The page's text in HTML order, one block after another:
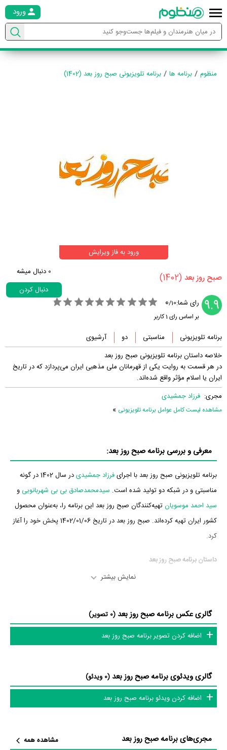
ورود
منظوم برنامه ها برنامه تلویزیونی صبح روز بعد (1402)
ورود به فاز ویرایش
‏صبح روز بعد‏ (1402)
0 دنبال میشه
دنبال کردن
9.9 رای شما: 0/10
بر اساس رای 1کاربر
برنامه تلویزیونی مناسبتی دو
آرشیوی
خلاصه داستان برنامه تلویزیونی صبح روز بعد
در هر قسمت به روایت یکی از قهرمانان ملی مذهبی ایران می‌پردازد که در تاریخ
ایران یا اسلام مؤثر واقع شده‌اند.
مجری: فرزاد جمشیدی
مشاهده لیست کامل عوامل برنامه تلویزیونی »
معرفی و بررسی برنامه صبح روز بعد:
برنامه تلویزیونی صبح روز بعد با اجرایفرزاد جمشیدی
در سال 1402 در گونه
مناسبتی و در شبکه دو تولید شده است. سیدمحمدصادق بی بی شهربانویی و
سید احمد موسویانتهیه‌کنندگان صبح روز بعد این برنامه را، به‌عنوان محصول
کشور ایران تهیه کرده‌اند. صبح روز بعد در تاریخ 1402/01/06 پخش خود را آغاز
کرد.
داستان برنامه صبح روز بعد
از محتوا و داستان برنامه صبح روز بعد چقدر اطلاع دارید؟
داستان صبح روز بعد منتشر شده است، می‌خوانیم: «در هر قسمت به روایت
یکی از قهرمانان ملی مذهبی ایران می‌پردازد که در تاریخ ایران یا اسلام مؤثر
عوامل برنامه صبح روز بعد
در مجموع بیش از 4 نفر در تولید برنامه صبح روز بعد نقش داشته‌اند و هر یک
اطلاعات برنامه صبح روز بعد
نمایش بیشتر
گالری عکس برنامه صبح روز بعد (0 تصویر)
اضافه کردن تصویر برنامه صبح روز بعد
گالری ویدئوی برنامه صبح روز بعد (0 ویدئو)
اضافه کردن ویدئو برنامه صبح روز بعد
مجری‌های برنامه صبح روز بعد
مشاهده همه